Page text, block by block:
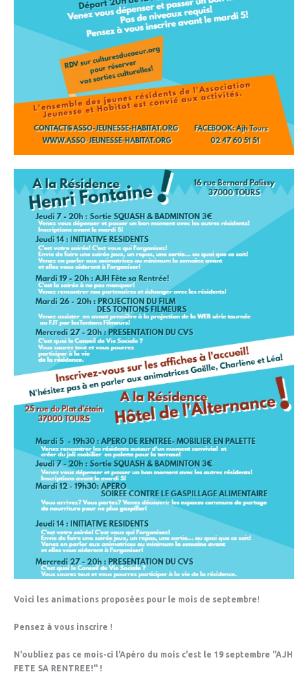
Voici les animations proposées pour le mois de septembre!
Pensez à vous inscrire !
N'oubliez pas ce mois-ci l'Apéro du mois c'est le 19 septembre "AJH
FETE SA RENTREE!" !